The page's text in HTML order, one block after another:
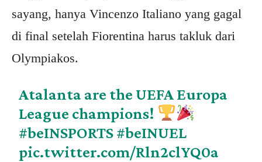
sayang, hanya Vincenzo Italiano yang gagal
di final setelah Fiorentina harus takluk dari
Olympiakos.
Atalanta are the UEFA Europa
League champions!
#beINSPORTS#beINUEL
pic.twitter.com/Rln2clYQ0a